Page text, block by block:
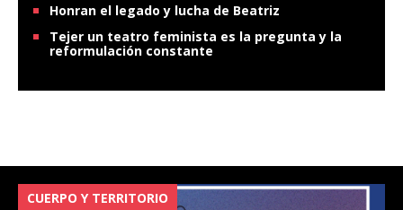
Honran el legado y lucha de Beatriz
Tejer un teatro feminista es la pregunta y la
reformulación constante
CUERPO Y TERRITORIO